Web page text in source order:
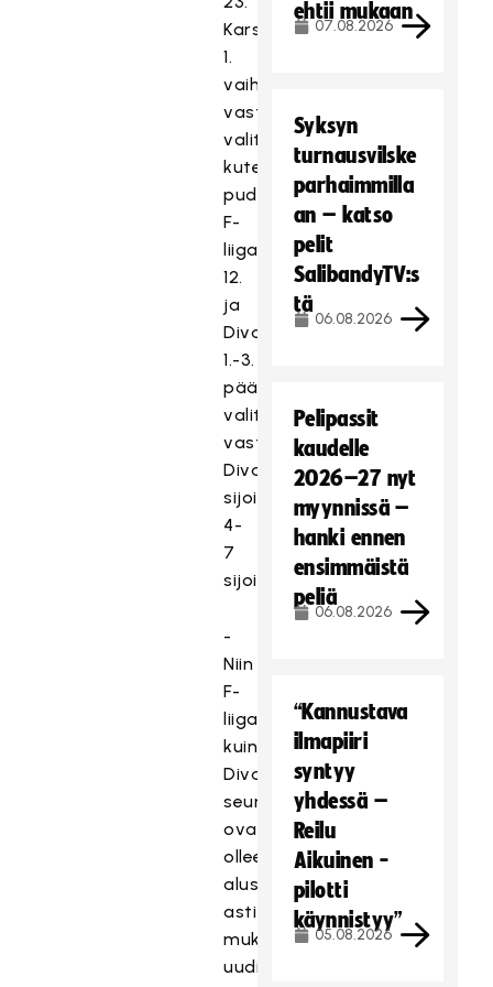
Karsinnan
1.
vaiheessa
vastustajat
valitaan
kuten
pudotuspeleissäkin.
F-
liigan
12.
ja
Divarin
1.-3.
pääsevät
valitsemaan
vastustajansa
Divarin
sijoille
4-
7
sijoittuneista.
-
Niin
F-
liigan
kuin
Divarin
seurat
ovat
olleet
alusta
asti
mukana
uudistuksen
ehtii mukaan
07.08.2026
Syksyn
turnausvilske
parhaimmilla
an – katso
pelit
SalibandyTV:s
tä
06.08.2026
Pelipassit
kaudelle
2026–27 nyt
myynnissä –
hanki ennen
ensimmäistä
peliä
06.08.2026
“Kannustava
ilmapiiri
syntyy
yhdessä –
Reilu
Aikuinen -
pilotti
käynnistyy”
05.08.2026